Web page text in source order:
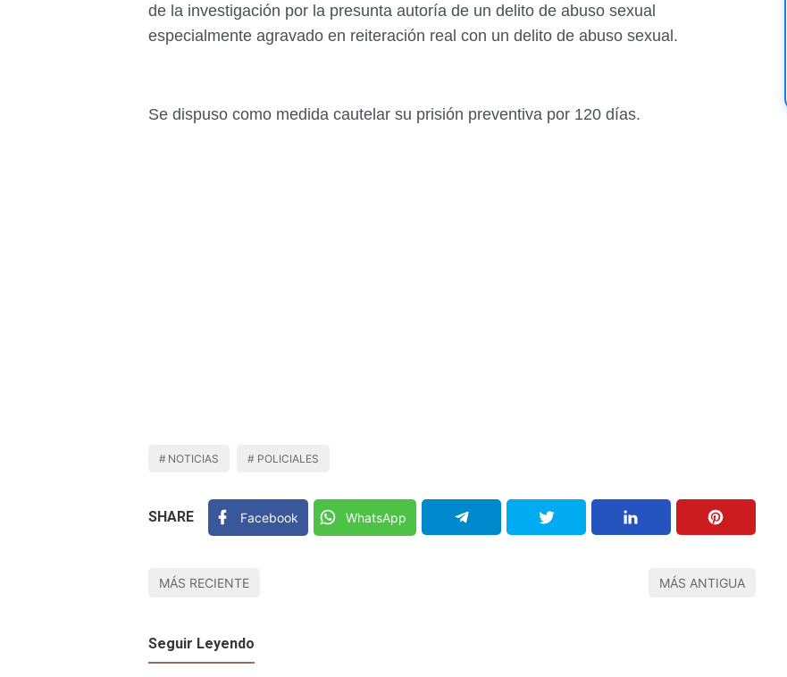
de la investigación por la presunta autoría de un delito de abuso sexual
especialmente agravado en reiteración real con un delito de abuso sexual.
Se dispuso como medida cautelar su prisión preventiva por 120 días.
NOTICIAS POLICIALES
SHARE Facebook WhatsApp
MÁS RECIENTE MÁS ANTIGUA
Seguir Leyendo